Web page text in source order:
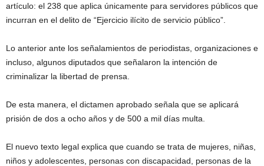
artículo: el 238 que aplica únicamente para servidores públicos que
incurran en el delito de “Ejercicio ilícito de servicio público”.
Lo anterior ante los señalamientos de periodistas, organizaciones e
incluso, algunos diputados que señalaron la intención de
criminalizar la libertad de prensa.
De esta manera, el dictamen aprobado señala que se aplicará
prisión de dos a ocho años y de 500 a mil días multa.
El nuevo texto legal explica que cuando se trata de mujeres, niñas,
niños y adolescentes, personas con discapacidad, personas de la